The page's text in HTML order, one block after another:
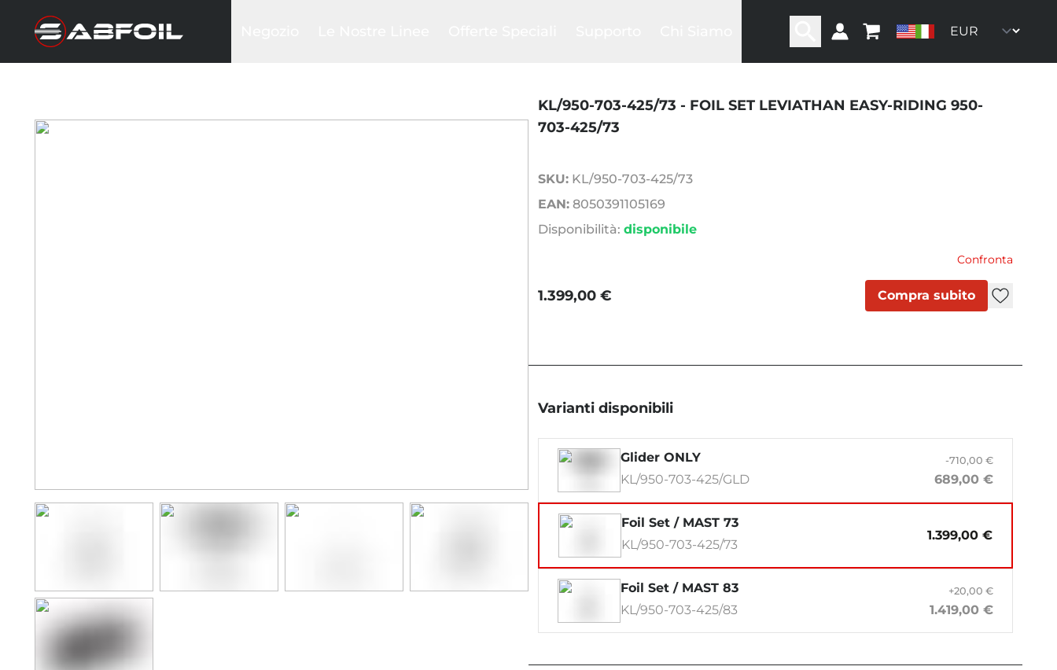
Piantoni
Integrated System
Outlet
FAQs
Pagamenti e spedizioni
Manuali prodotti
Il nostro team
KL/950-703-425/73 - FOIL SET LEVIATHAN EASY-RIDING 950-
703-425/73
SKU: KL/950-703-425/73
EAN: 8050391105169
Disponibilità: disponibile
Confronta
1.399,00 € Compra subito
Varianti disponibili
Glider ONLY
KL/950-703-425/GLD
-710,00 €
689,00 €
Foil Set / MAST 73
KL/950-703-425/73
1.399,00 €
Foil Set / MAST 83
KL/950-703-425/83
+20,00 €
1.419,00 €